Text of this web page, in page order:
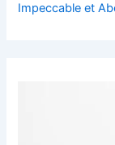
Impeccable et